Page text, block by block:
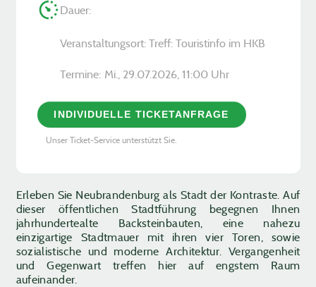
Erleben Sie Neubrandenburg als Stadt der Kontraste. Auf
dieser öffentlichen Stadtführung begegnen Ihnen
jahrhundertealte Backsteinbauten, eine nahezu
einzigartige Stadtmauer mit ihren vier Toren, sowie
sozialistische und moderne Architektur. Vergangenheit
und Gegenwart treffen hier auf engstem Raum
aufeinander.
Dauer:
Veranstaltungsort: Treff: Touristinfo im HKB
Termine: Mi., 29.07.2026, ­11:00 Uhr
INDIVIDUELLE TICKETANFRAGE
Unser Ticket-Service unterstützt Sie.